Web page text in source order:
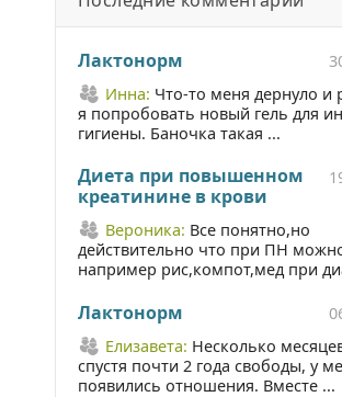
Лактонорм
Инна: Что-то меня дернуло и
я попробовать новый гель для
гигиены. Баночка такая ...
Диета при повышенном
креатинине в крови
Вероника: Все понятно,но
действительно что при ПН
например рис,компот,мед при
Лактонорм
Елизавета: Несколько
спустя почти 2 года свободы, у
появились отношения. Вместе ...